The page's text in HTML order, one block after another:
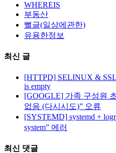
WHEREIS
부동산
뻘글(일상에관한)
유용한정보
최신 글
[HTTPD] SELINUX &
is empty
[GOOGLE] 가족 구성원
없음 (다시시도)” 오류
[SYSTEMD] systemd +
system” 에러
최신 댓글